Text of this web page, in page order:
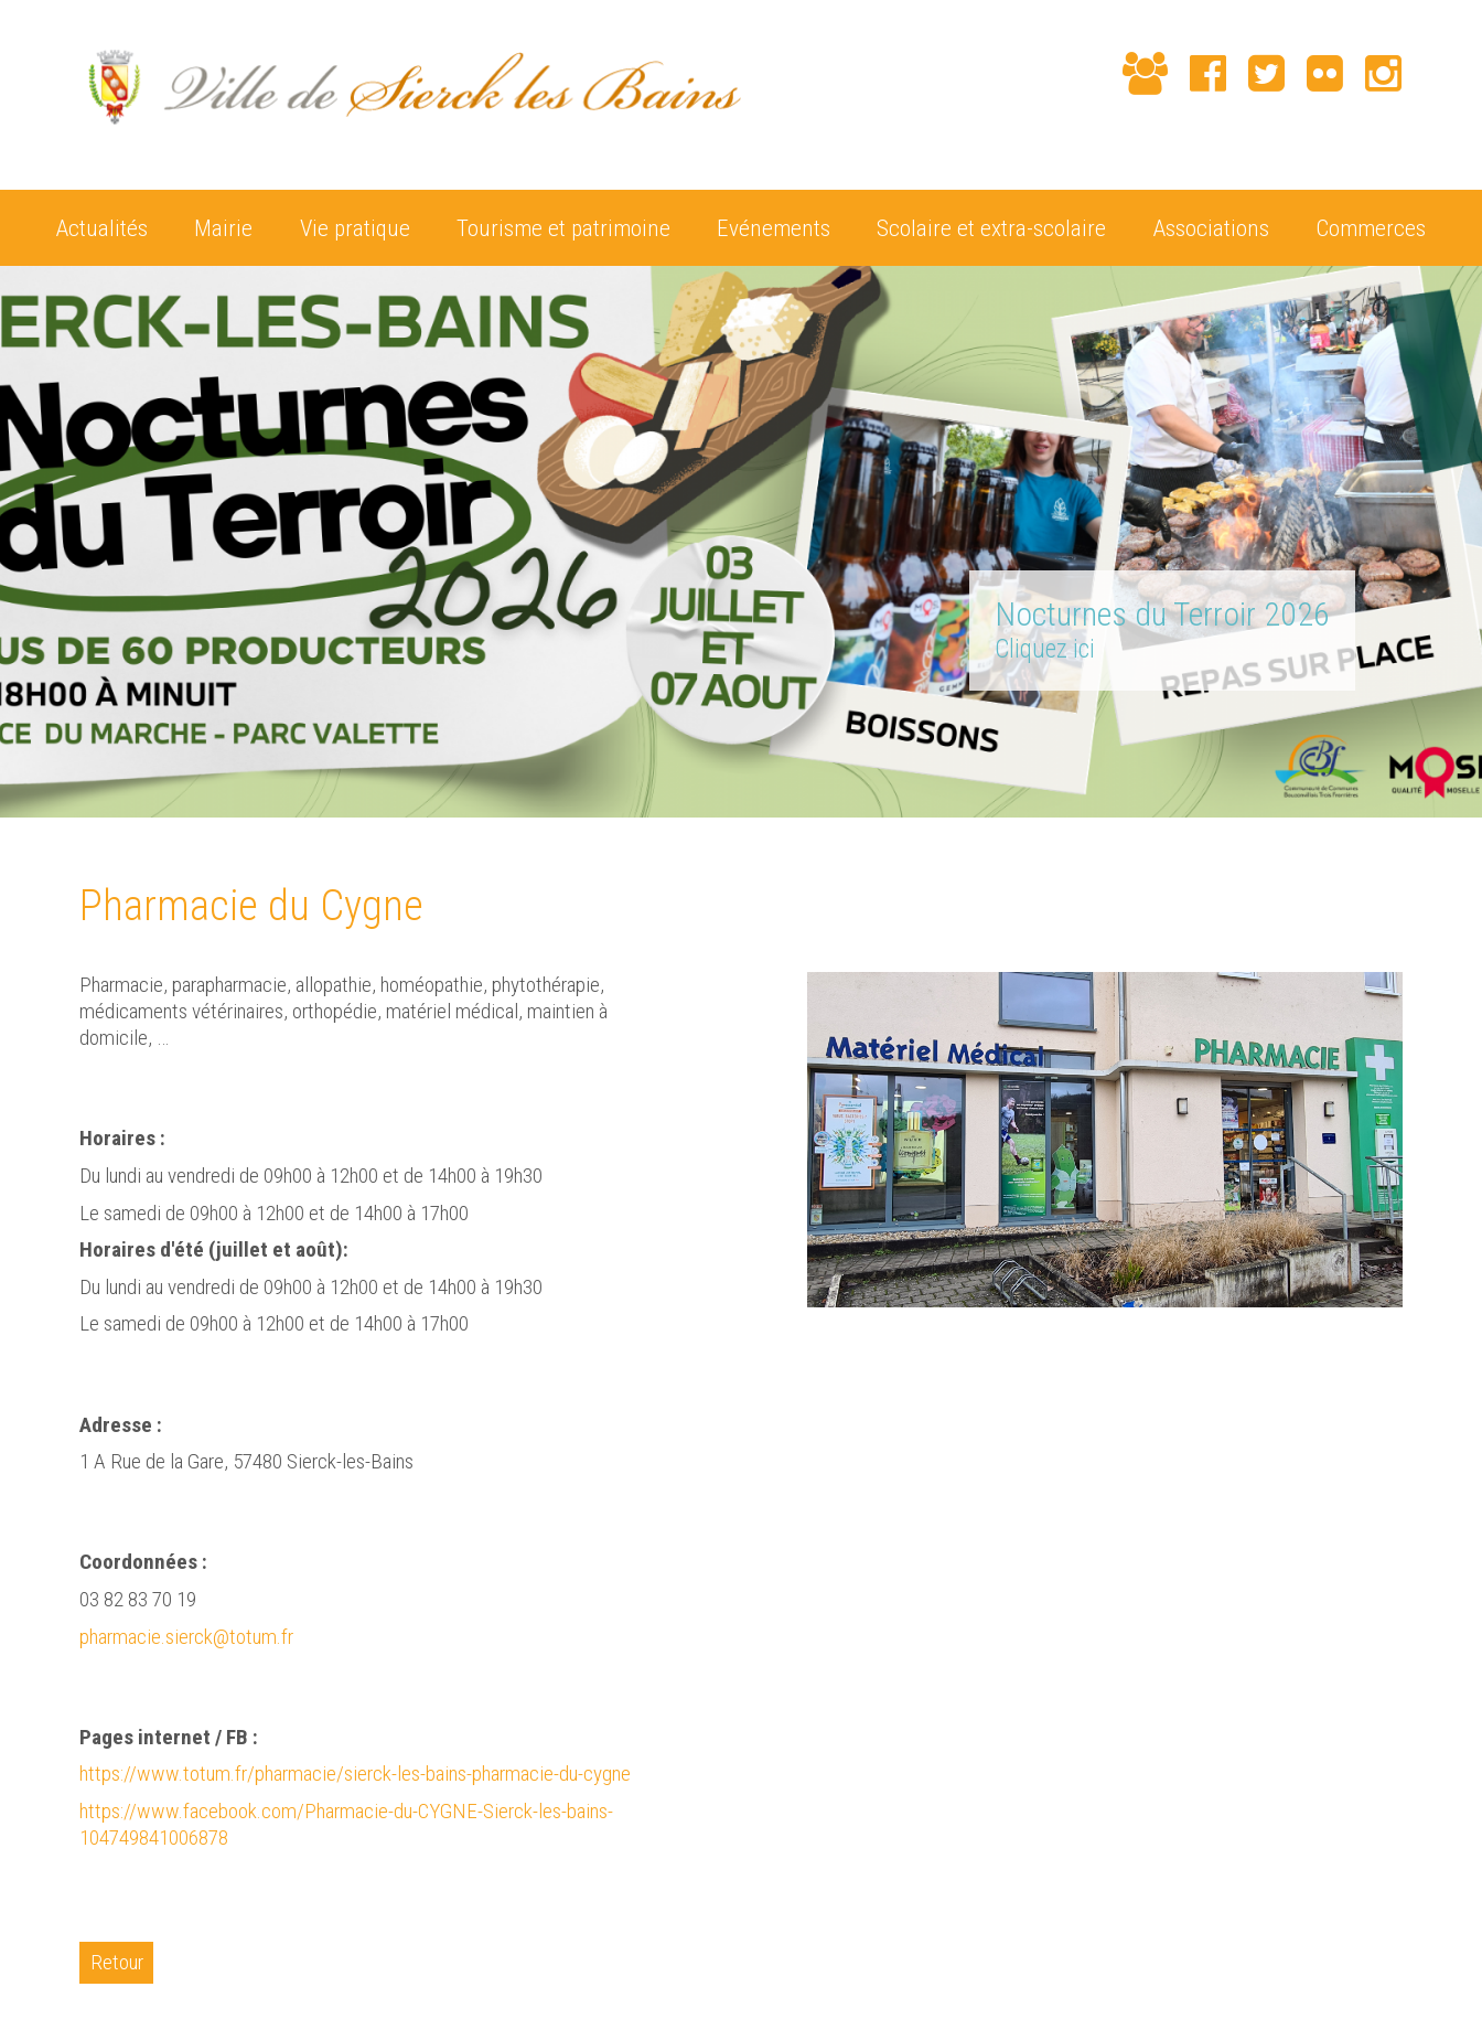
Actualités Mairie Vie pratique Tourisme et patrimoine Evénements Scolaire et extra-scolaire Associations Commerces
Nocturnes du Terroir 2026
Cliquez ici
Sierck-les-Bains est sur Panneau Pocket !
Cliquez ici pour plus d'informations
Pharmacie du Cygne
Pharmacie, parapharmacie, allopathie, homéopathie, phytothérapie,
médicaments vétérinaires, orthopédie, matériel médical, maintien à
domicile, …
Horaires :
Du lundi au vendredi de 09h00 à 12h00 et de 14h00 à 19h30
Le samedi de 09h00 à 12h00 et de 14h00 à 17h00
Horaires d'été (juillet et août):
Du lundi au vendredi de 09h00 à 12h00 et de 14h00 à 19h30
Le samedi de 09h00 à 12h00 et de 14h00 à 17h00
Adresse :
1 A Rue de la Gare, 57480 Sierck-les-Bains
Coordonnées :
03 82 83 70 19
pharmacie.sierck@totum.fr
Pages internet / FB :
https://www.totum.fr/pharmacie/sierck-les-bains-pharmacie-du-cygne
https://www.facebook.com/Pharmacie-du-CYGNE-Sierck-les-bains-
104749841006878
Retour